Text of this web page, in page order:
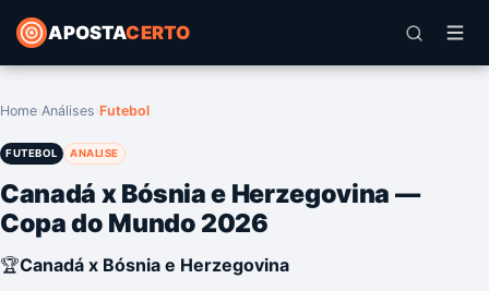
APOSTACERTO
Home Análises Futebol
FUTEBOL ANALISE
Canadá x Bósnia e Herzegovina —
Copa do Mundo 2026
🏆Canadá x Bósnia e Herzegovina